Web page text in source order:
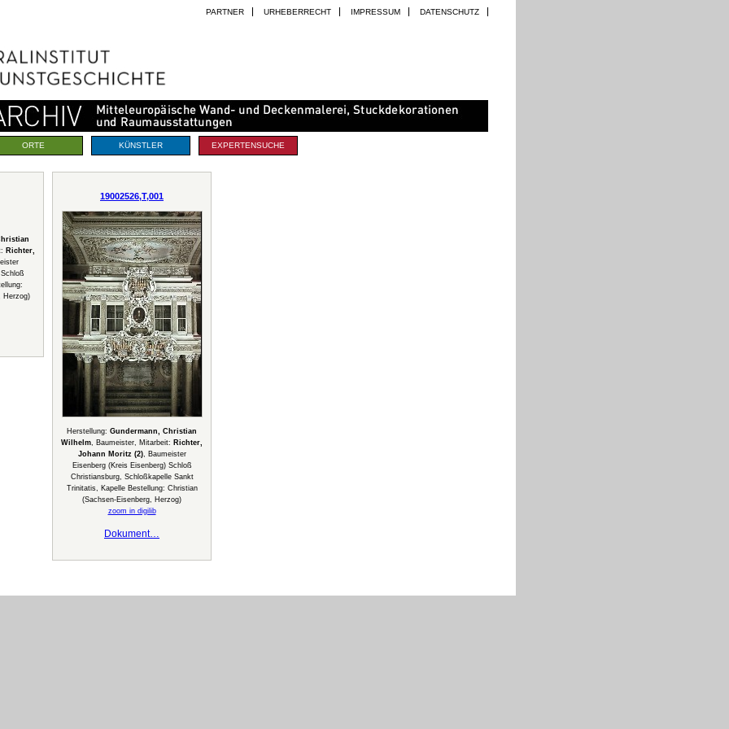
PARTNER URHEBERRECHT IMPRESSUM DATENSCHUTZ
ORTE KÜNSTLER EXPERTENSUCHE
Richter,
Herzog)
19002526,T,001
Herstellung: Gundermann, Christian
Wilhelm, Baumeister, Mitarbeit: Richter,
Johann Moritz (2), Baumeister
Eisenberg (Kreis Eisenberg) Schloß
Christiansburg, Schloßkapelle Sankt
Trinitatis, Kapelle Bestellung: Christian
(Sachsen-Eisenberg, Herzog)
zoom in digilib
Dokument…